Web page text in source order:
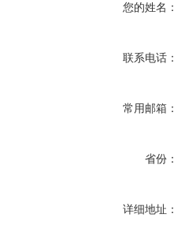
您的姓名：
联系电话：
常用邮箱：
省份：
详细地址：